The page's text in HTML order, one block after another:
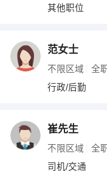
其他职位
范女士
不限区域 全
行政/后勤
崔先生
不限区域 全
司机/交通